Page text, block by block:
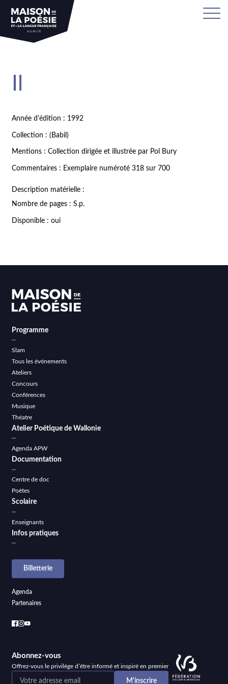
Année d'édition : 1992
Collection : (Babil)
Mentions : Collection dirigée et illustrée par Pol Bury
Commentaires : Exemplaire numéroté 318 sur 700
Description matérielle :
Nombre de pages : S.p.
Disponible : oui
Programme
Slam
Tous les événements
Ateliers
Concours
Conférences
Musique
Théatre
Atelier Poétique de Wallonie
Agenda APW
Documentation
Centre de doc
Poètes
Scolaire
Enseignants
Infos pratiques
Billetterie
Agenda
Partenaires
Abonnez-vous
Offrez-vous le privilège d’être informé et inspiré en premier